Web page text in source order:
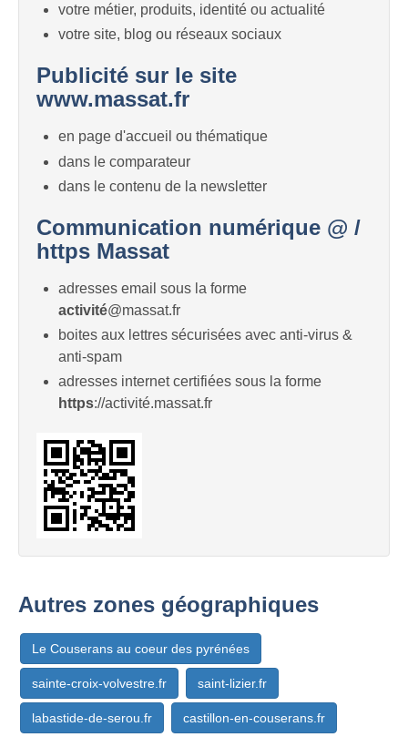
votre métier, produits, identité ou actualité
votre site, blog ou réseaux sociaux
Publicité sur le site
www.massat.fr
en page d'accueil ou thématique
dans le comparateur
dans le contenu de la newsletter
Communication numérique @ /
https Massat
adresses email sous la forme
activité@massat.fr
boites aux lettres sécurisées avec anti-virus &
anti-spam
adresses internet certifiées sous la forme
https://activité.massat.fr
Autres zones géographiques
Le Couserans au coeur des pyrénées
sainte-croix-volvestre.fr saint-lizier.fr
labastide-de-serou.fr castillon-en-couserans.fr